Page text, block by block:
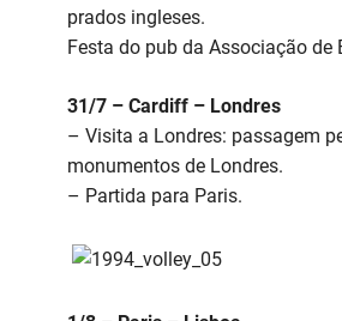
prados ingleses.
Festa do pub da Associação de
31/7 – Cardiff – Londres
– Visita a Londres: passagem
monumentos de Londres.
– Partida para Paris.